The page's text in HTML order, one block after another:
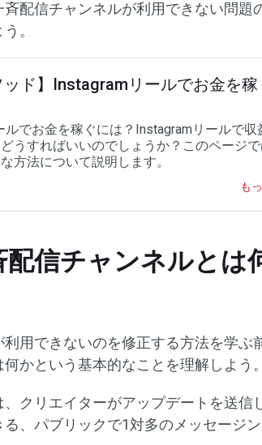
配信チャンネルが利用できない問題
。
ッド】Instagramリールでお金を稼
ルでお金を稼ぐには？Instagramリールで収
うすればいいのでしょうか？このページで
方法について説明します。
も
信チャンネルとは
用できないのを修正する方法を学ぶ
かという基本的なことを理解しよう。
クリエイターがアップデートを送信
、パブリックで1対多のメッセージ